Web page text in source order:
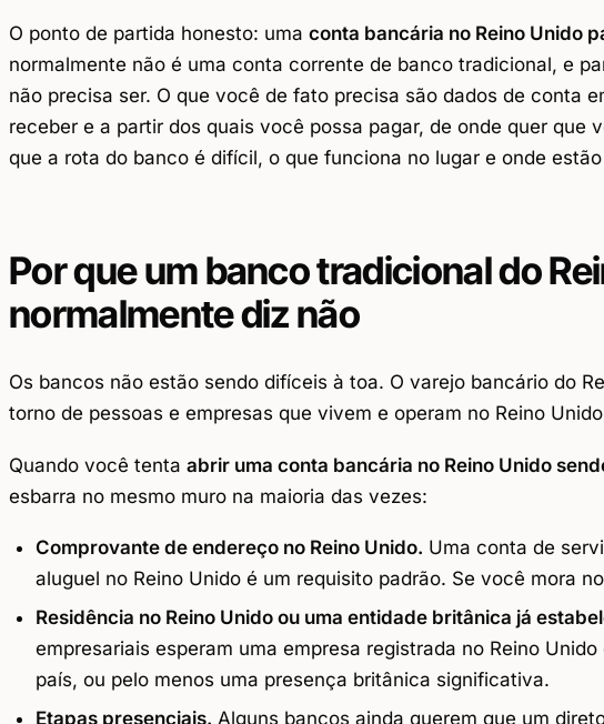
O ponto de partida honesto: uma conta bancária no Reino Unido
normalmente não é uma conta corrente de banco tradicional, e
não precisa ser. O que você de fato precisa são dados de conta
receber e a partir dos quais você possa pagar, de onde quer que
que a rota do banco é difícil, o que funciona no lugar e onde
Por que um banco tradicional do
normalmente diz não
Os bancos não estão sendo difíceis à toa. O varejo bancário do
torno de pessoas e empresas que vivem e operam no Reino
Quando você tenta abrir uma conta bancária no Reino Unido
esbarra no mesmo muro na maioria das vezes:
Comprovante de endereço no Reino Unido. Uma conta de
aluguel no Reino Unido é um requisito padrão. Se você mora
Residência no Reino Unido ou uma entidade britânica já
empresariais esperam uma empresa registrada no Reino
país, ou pelo menos uma presença britânica significativa.
Etapas presenciais. Alguns bancos ainda querem que um